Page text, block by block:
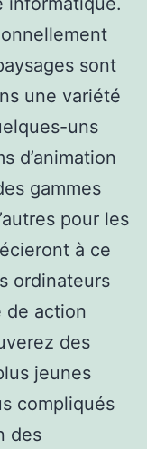
sont
une variété
uns
d’animation
gammes
pour les
à ce
ordinateurs
de action
des
jeunes
compliqués
des